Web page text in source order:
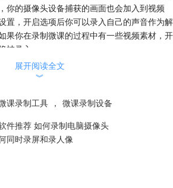
你的摄像头设备捕获的画面也会加入到视频
置，开启选项后你可以录入自己的声音作为解
果你在录制微课的过程中有一些视频素材，开
被录入。
展开阅读全文
︾
课录制工具 ， 微课录制设备
件推荐 如何录制电脑摄像头
同时录屏和录人像